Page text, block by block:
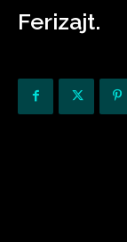
Ferizajt.